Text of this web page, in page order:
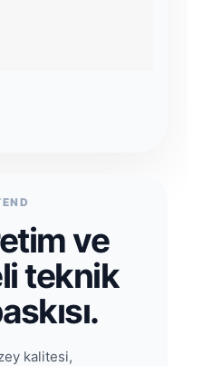
ve
teknik
kalitesi,